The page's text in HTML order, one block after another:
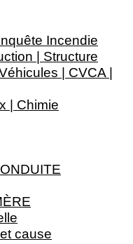
Incendie
| Structure
| CVCA |
| Chimie
cause